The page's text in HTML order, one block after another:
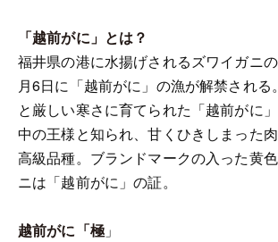
「越前がに」とは？
福井県の港に水揚げされるズワイガニ
月6日に「越前がに」の漁が解禁される
と厳しい寒さに育てられた「越前がに
中の王様と知られ、甘くひきしまった
高級品種。ブランドマークの入った黄
ニは「越前がに」の証。
越前がに「極」